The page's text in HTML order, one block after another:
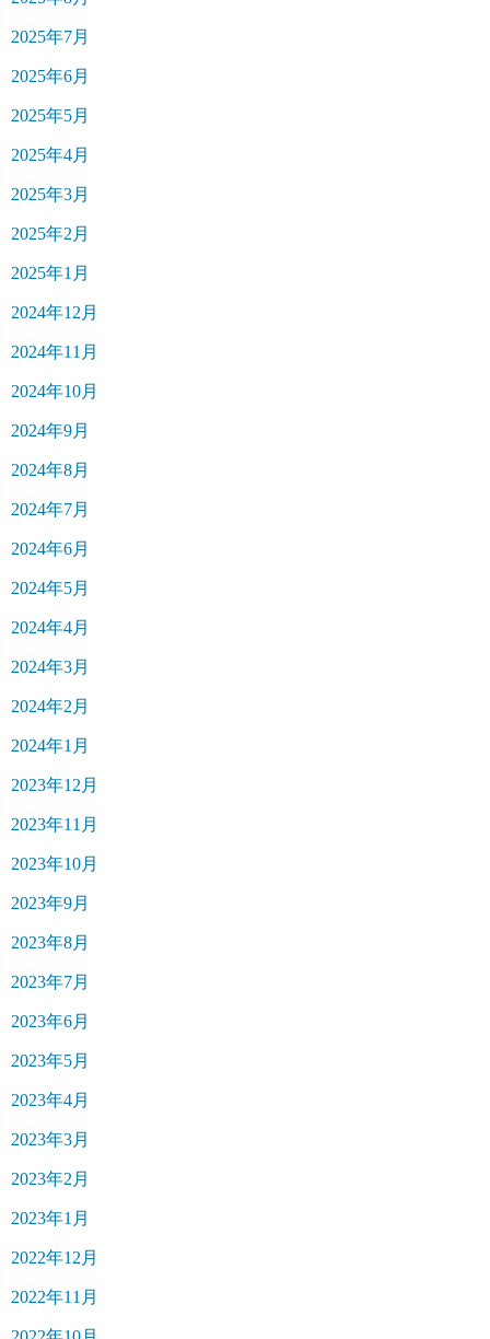
2025年7月
2025年6月
2025年5月
2025年4月
2025年3月
2025年2月
2025年1月
2024年12月
2024年11月
2024年10月
2024年9月
2024年8月
2024年7月
2024年6月
2024年5月
2024年4月
2024年3月
2024年2月
2024年1月
2023年12月
2023年11月
2023年10月
2023年9月
2023年8月
2023年7月
2023年6月
2023年5月
2023年4月
2023年3月
2023年2月
2023年1月
2022年12月
2022年11月